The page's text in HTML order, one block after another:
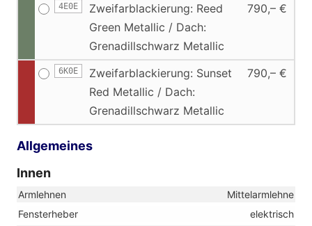
4E0E
Zweifarblackierung: Reed
Green Metallic / Dach:
Grenadillschwarz Metallic
790,– €
6K0E
Zweifarblackierung: Sunset
Red Metallic / Dach:
Grenadillschwarz Metallic
790,– €
Allgemeines
Innen
Armlehnen
Mittelarmlehne
Fensterheber
elektrisch